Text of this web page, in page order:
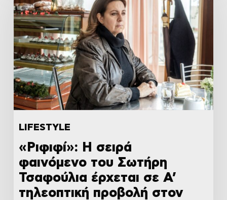
LIFESTYLE
«Ριφιφί»: Η σειρά
φαινόμενο του Σωτήρη
Τσαφούλια έρχεται σε Α’
τηλεοπτική προβολή στον